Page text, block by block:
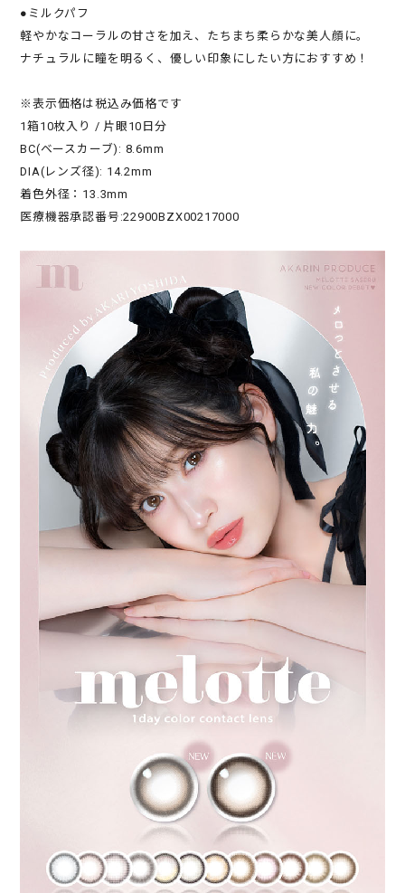
●ミルクパフ
軽やかなコーラルの甘さを加え、たちまち柔らかな美人顔に。
ナチュラルに瞳を明るく、優しい印象にしたい方におすすめ！
※表示価格は税込み価格です
1箱10枚入り / 片眼10日分
BC(ベースカーブ): 8.6mm
DIA(レンズ径): 14.2mm
着色外径：13.3mm
医療機器承認番号:22900BZX00217000